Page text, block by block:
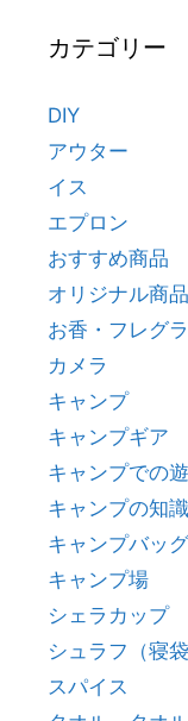
カテゴリー
DIY
アウター
イス
エプロン
おすすめ商品
オリジナル商品
お香・フレグ
カメラ
キャンプ
キャンプギア
キャンプでの
キャンプの知識
キャンプバッグ
キャンプ場
シェラカップ
シュラフ（寝袋
スパイス